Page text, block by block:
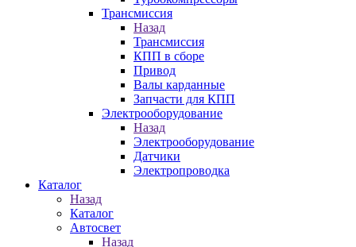
Трансмиссия
Назад
Трансмиссия
КПП в сборе
Привод
Валы карданные
Запчасти для КПП
Электрооборудование
Назад
Электрооборудование
Датчики
Электропроводка
Каталог
Назад
Каталог
Автосвет
Назад